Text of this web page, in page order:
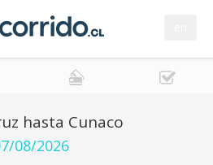
hasta Cunaco
08/2026